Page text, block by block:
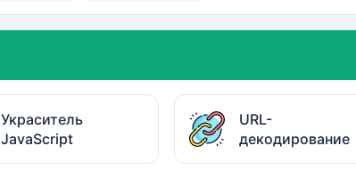
Украситель
JavaScript
URL-
декодирование